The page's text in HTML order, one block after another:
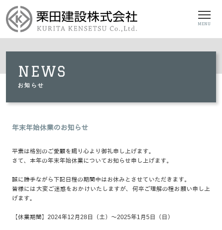
MENU
NEWS
お知らせ
年末年始休業のお知らせ
平素は格別のご愛顧を賜り心より御礼申し上げます。
さて、本年の年末年始休業についてお知らせ申し上げます。
誠に勝手ながら下記日程の期間中はお休みとさせていただきます。
皆様には大変ご迷惑をおかけいたしますが、何卒ご理解の程お願い申し上
げます。
【休業期間】2024年12月28日（土）～2025年1月5日（日）